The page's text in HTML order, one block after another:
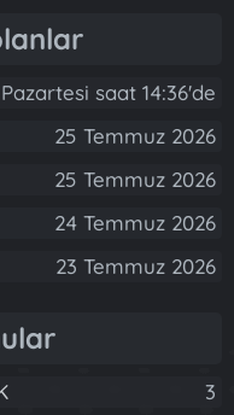
Pazartesi saat 14:36'de
25 Temmuz 2026
25 Temmuz 2026
24 Temmuz 2026
23 Temmuz 2026
3